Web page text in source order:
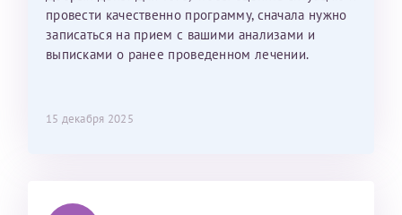
провести качественно программу, сначала нужно
записаться на прием с вашими анализами и
выписками о ранее проведенном лечении.
15 декабря 2025